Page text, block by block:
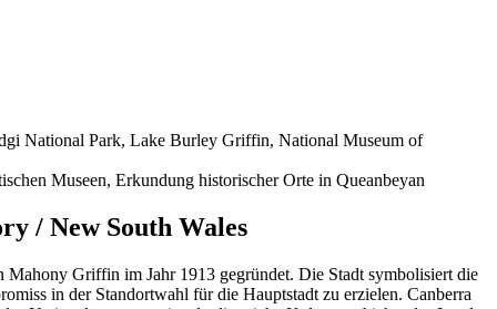
National Park, Lake Burley Griffin, National Museum of
Museen, Erkundung historischer Orte in Queanbeyan
/ New South Wales
Griffin im Jahr 1913 gegründet. Die Stadt symbolisiert die
in der Standortwahl für die Hauptstadt zu erzielen. Canberra